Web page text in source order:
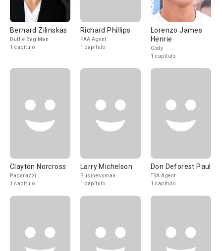
Bernard Zilinskas
Duffle Bag Man
1 capítulo
Richard Phillips
FAA Agent
1 capítulo
Lorenzo James
Henrie
Cody
1 capítulo
Clayton Norcross
Paparazzi
1 capítulo
Larry Michelson
Businessman
1 capítulo
Don Deforest Paul
TSA Agent
1 capítulo